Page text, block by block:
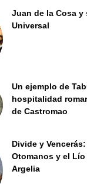
Juan de la Cosa y
Universal
Un ejemplo de
hospitalidad
de Castromao
Divide y
Otomanos y el Lío
Argelia